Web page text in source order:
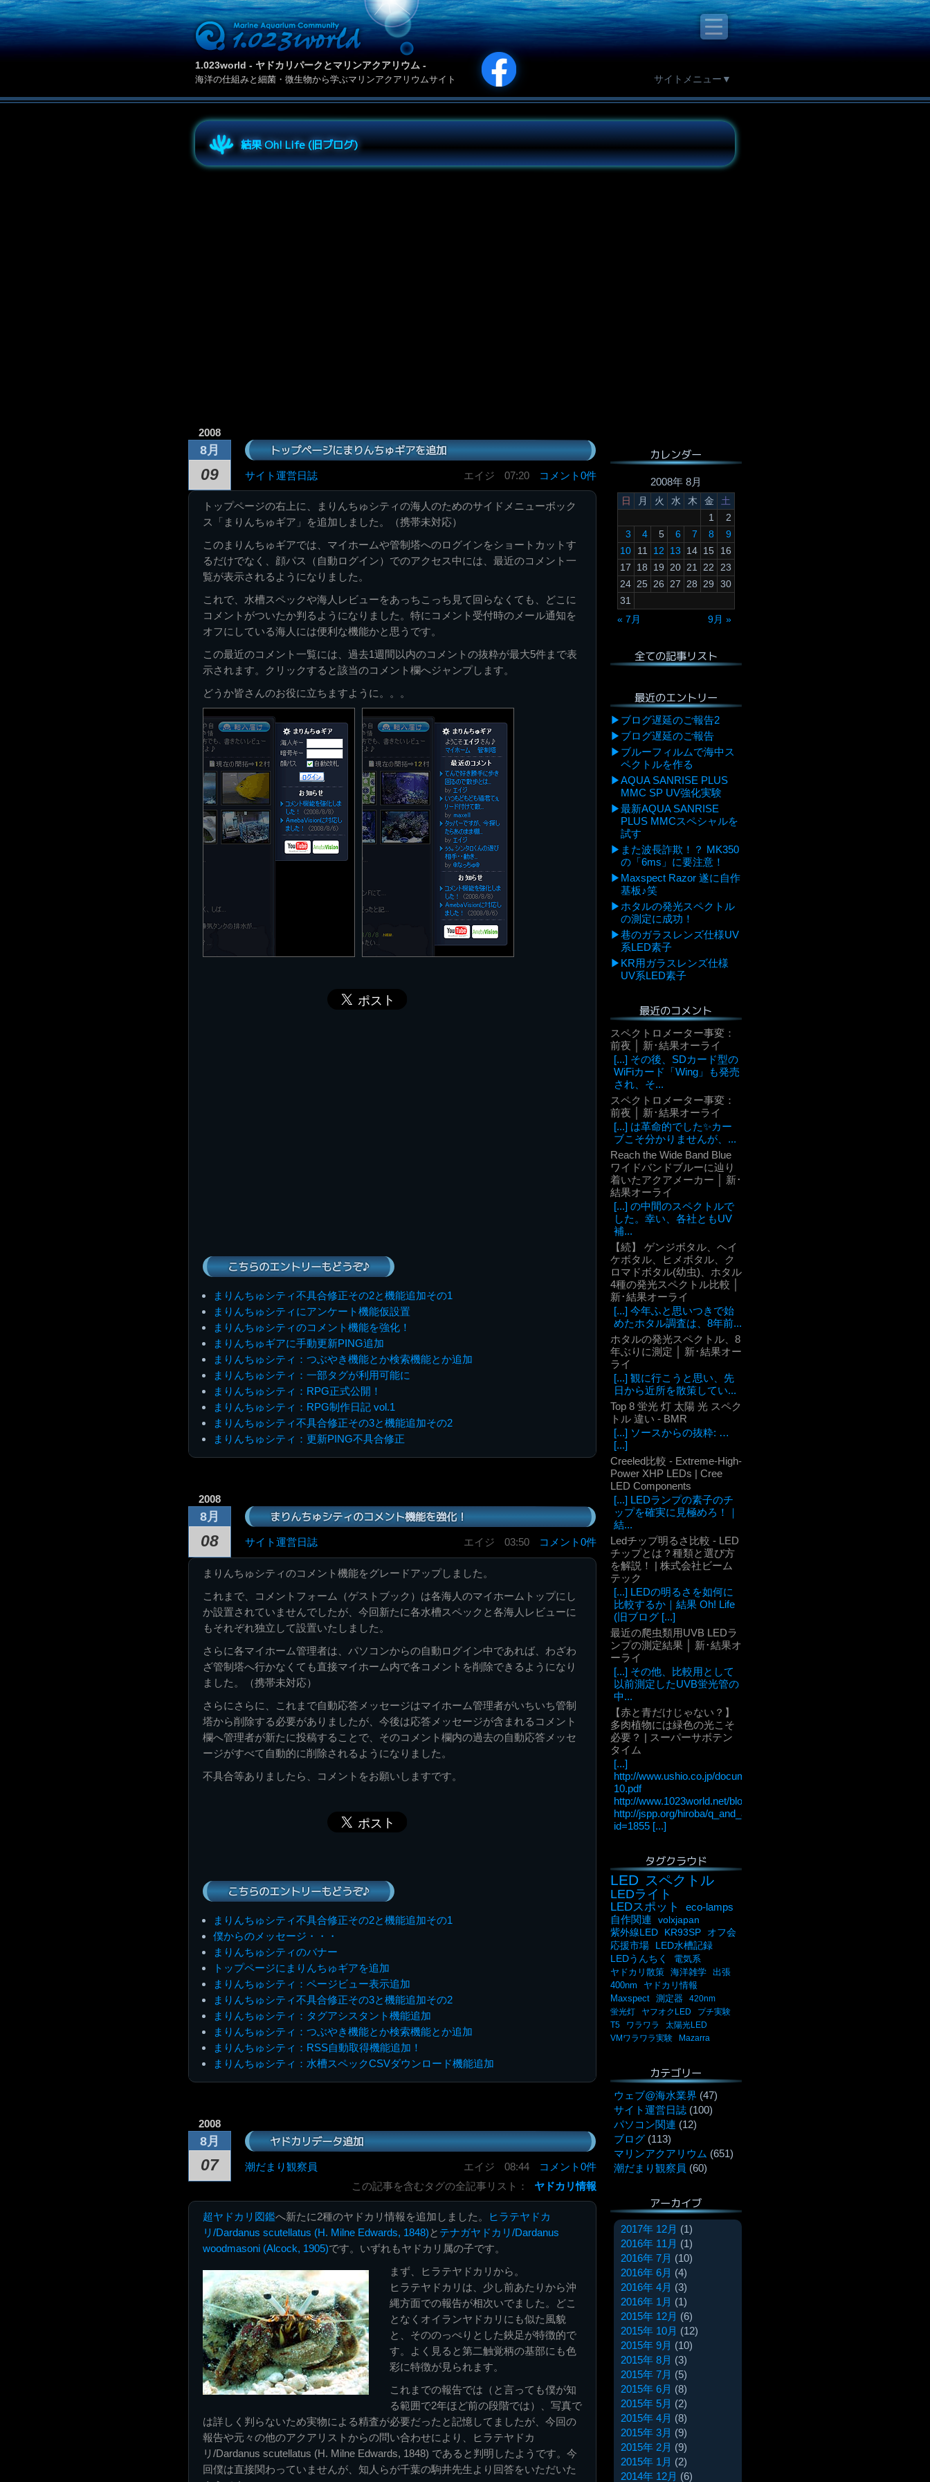
1.023world - ヤドカリパークとマリンアクアリウム -
海洋の仕組みと細菌・微生物から学ぶマリンアクアリウムサイト サイトメニュー▼
結果 Oh! Life (旧ブログ)
2008
8月
09
トップページにまりんちゅギアを追加
サイト運営日誌 エイジ 07:20 コメント0件
トップページの右上に、まりんちゅシティの海人のためのサイドメニューボック
ス「まりんちゅギア」を追加しました。（携帯未対応）
このまりんちゅギアでは、マイホームや管制塔へのログインをショートカットす
るだけでなく、顔パス（自動ログイン）でのアクセス中には、最近のコメント一
覧が表示されるようになりました。
これで、水槽スペックや海人レビューをあっちこっち見て回らなくても、どこに
コメントがついたか判るようになりました。特にコメント受付時のメール通知を
オフにしている海人には便利な機能かと思うです。
この最近のコメント一覧には、過去1週間以内のコメントの抜粋が最大5件まで表
示されます。クリックすると該当のコメント欄へジャンプします。
どうか皆さんのお役に立ちますように。。。
こちらのエントリーもどうぞ♪
まりんちゅシティ不具合修正その2と機能追加その1
まりんちゅシティにアンケート機能仮設置
まりんちゅシティのコメント機能を強化！
まりんちゅギアに手動更新PING追加
まりんちゅシティ：つぶやき機能とか検索機能とか追加
まりんちゅシティ：一部タグが利用可能に
まりんちゅシティ：RPG正式公開！
まりんちゅシティ：RPG制作日記 vol.1
まりんちゅシティ不具合修正その3と機能追加その2
まりんちゅシティ：更新PING不具合修正
2008
8月
08
まりんちゅシティのコメント機能を強化！
サイト運営日誌 エイジ 03:50 コメント0件
まりんちゅシティのコメント機能をグレードアップしました。
これまで、コメントフォーム（ゲストブック）は各海人のマイホームトップにし
か設置されていませんでしたが、今回新たに各水槽スペックと各海人レビューに
もそれぞれ独立して設置いたしました。
さらに各マイホーム管理者は、パソコンからの自動ログイン中であれば、わざわ
ざ管制塔へ行かなくても直接マイホーム内で各コメントを削除できるようになり
ました。（携帯未対応）
さらにさらに、これまで自動応答メッセージはマイホーム管理者がいちいち管制
塔から削除する必要がありましたが、今後は応答メッセージが含まれるコメント
欄へ管理者が新たに投稿することで、そのコメント欄内の過去の自動応答メッセ
ージがすべて自動的に削除されるようになりました。
不具合等ありましたら、コメントをお願いしますです。
こちらのエントリーもどうぞ♪
まりんちゅシティ不具合修正その2と機能追加その1
僕からのメッセージ・・・
まりんちゅシティのバナー
トップページにまりんちゅギアを追加
まりんちゅシティ：ページビュー表示追加
まりんちゅシティ不具合修正その3と機能追加その2
まりんちゅシティ：タグアシスタント機能追加
まりんちゅシティ：つぶやき機能とか検索機能とか追加
まりんちゅシティ：RSS自動取得機能追加！
まりんちゅシティ：水槽スペックCSVダウンロード機能追加
2008
8月
07
ヤドカリデータ追加
潮だまり観察員 エイジ 08:44
コメント0件
この記事を含むタグの全記事リスト：
ヤドカリ情報
超ヤドカリ図鑑へ新たに2種のヤドカリ情報を追加しました。
ヒラテヤドカ
リ/Dardanus scutellatus (H. Milne Edwards, 1848)と テナガヤドカリ/Dardanus
woodmasoni (Alcock, 1905)です。いずれもヤドカリ属の子です。
まず、ヒラテヤドカリから。
ヒラテヤドカリは、少し前あたりから沖
縄方面での報告が相次いでました。どこ
となくオイランヤドカリにも似た風貌
と、そののっぺりとした鋏足が特徴的で
す。よく見ると第二触覚柄の基部にも色
彩に特徴が見られます。
これまでの報告では（と言っても僕が知
る範囲で2年ほど前の段階では）、写真で
は詳しく判らないため実物による精査が必要だったと記憶してましたが、今回の
報告や元々の他のアクアリストからの問い合わせにより、ヒラテヤドカ
リ/Dardanus scutellatus (H. Milne Edwards, 1848) であると判明したようです。今
回僕は直接関わっていませんが、知人らが千葉の駒井先生より回答をいただいた
カレンダー
2008年 8月
日 月 火 水 木 金 土
« 7月 9月 »
1
2
3
4 5 6 7 8
9
10
11 12 13 14 15
16
17
18 19 20 21 22
23
24 25 26 27 28 29
30
31
全ての記事リスト
最近のエントリー
ブログ遅延のご報告2
ブログ遅延のご報告
ブルーフィルムで海中ス
ペクトルを作る
AQUA SANRISE PLUS
MMC SP UV強化実験
最新AQUA SANRISE
PLUS MMCスペシャルを
試す
また波長詐欺！？ MK350
の「6ms」に要注意！
Maxspect Razor 遂に自作
基板♪笑
ホタルの発光スペクトル
の測定に成功！
巷のガラスレンズ仕様UV
系LED素子
KR用ガラスレンズ仕様
UV系LED素子
最近のコメント
スペクトロメーター事変：
前夜 │ 新･結果オーライ
[...] その後、SDカード型の
WiFiカード「Wing」も発売
され、そ...
スペクトロメーター事変：
前夜 │ 新･結果オーライ
[...] は革命的でした✨カー
ブこそ分かりませんが、...
Reach the Wide Band Blue
ワイドバンドブルーに辿り
着いたアクアメーカー │ 新･
結果オーライ
[...] の中間のスペクトルで
した。幸い、各社ともUV
補...
【続】 ゲンジボタル、ヘイ
ケボタル、ヒメボタル、ク
ロマドボタル(幼虫)、ホタル
4種の発光スペクトル比較 │
新･結果オーライ
[...] 今年ふと思いつきで始
めたホタル調査は、8年前...
ホタルの発光スペクトル、8
年ぶりに測定 │ 新･結果オー
ライ
[...] 観に行こうと思い、先
日から近所を散策してい...
Top 8 蛍光 灯 太陽 光 スペク
トル 違い - BMR
[...] ソースからの抜粋: …
[...]
Creeled比較 - Extreme-High-
Power XHP LEDs | Cree
LED Components
[...] LEDランプの素子のチ
ップを確実に見極めろ！｜
結...
Ledチップ明るさ比較 - LED
チップとは？種類と選び方
を解説！ | 株式会社ビーム
テック
[...] LEDの明るさを如何に
比較するか｜結果 Oh! Life
(旧ブログ [...]
最近の爬虫類用UVB LEDラ
ンプの測定結果 │ 新･結果オ
ーライ
[...] その他、比較用として
以前測定したUVB蛍光管の
中...
【赤と青だけじゃない？】
多肉植物には緑色の光こそ
必要？ | スーパーサボテン
タイム
[...]
http://www.ushio.co.jp/documents/technology/lightedge/lightedge_36/
10.pdf
http://www.1023world.net/blog/
http://jspp.org/hiroba/q_and_a/detail.html?
id=1855 [...]
タグクラウド
LED スペクトル
LEDライト
LEDスポット
eco-lamps
自作関連
volxjapan
紫外線LED
KR93SP
オフ会
応援市場
LED水槽記録
LEDうんちく
電気系
ヤドカリ散策 海洋雑学 出張
400nm
ヤドカリ情報
Maxspect
測定器
420nm
蛍光灯
ヤフオクLED
プチ実験
T5
ワラワラ
太陽光LED
VMワラワラ実験
Mazarra
カテゴリー
ウェブ@海水業界 (47)
サイト運営日誌 (100)
パソコン関連 (12)
ブログ (113)
マリンアクアリウム (651)
潮だまり観察員 (60)
アーカイブ
2017年 12月 (1)
2016年 11月 (1)
2016年 7月 (10)
2016年 6月 (4)
2016年 4月 (3)
2016年 1月 (1)
2015年 12月 (6)
2015年 10月 (12)
2015年 9月 (10)
2015年 8月 (3)
2015年 7月 (5)
2015年 6月 (8)
2015年 5月 (2)
2015年 4月 (8)
2015年 3月 (9)
2015年 2月 (9)
2015年 1月 (2)
2014年 12月 (6)